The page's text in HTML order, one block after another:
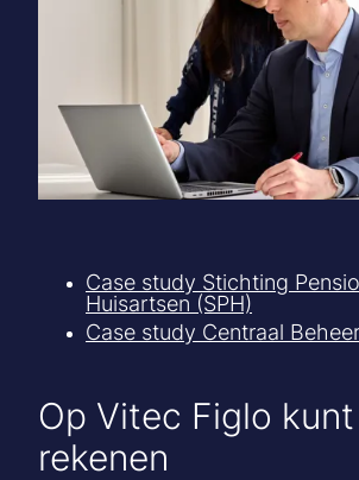
Case study Stichting
Huisartsen (SPH)
Case study Centraal Beheer
Op Vitec Figlo
rekenen